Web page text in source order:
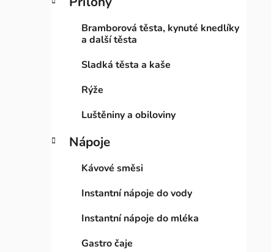
Bramborová těsta, kynuté knedlíky
a další těsta
Sladká těsta a kaše
Rýže
Luštěniny a obiloviny
Nápoje
Kávové směsi
Instantní nápoje do vody
Instantní nápoje do mléka
Gastro čaje